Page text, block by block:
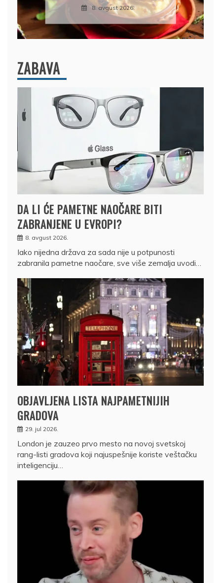
8. avgust 2026.
ZABAVA
DA LI ĆE PAMETNE NAOČARE BITI
ZABRANJENE U EVROPI?
8. avgust 2026.
Iako nijedna država za sada nije u potpunosti
zabranila pametne naočare, sve više zemalja uvodi…
OBJAVLJENA LISTA NAJPAMETNIJIH
GRADOVA
29. jul 2026.
London je zauzeo prvo mesto na novoj svetskoj
rang-listi gradova koji najuspešnije koriste veštačku
inteligenciju…